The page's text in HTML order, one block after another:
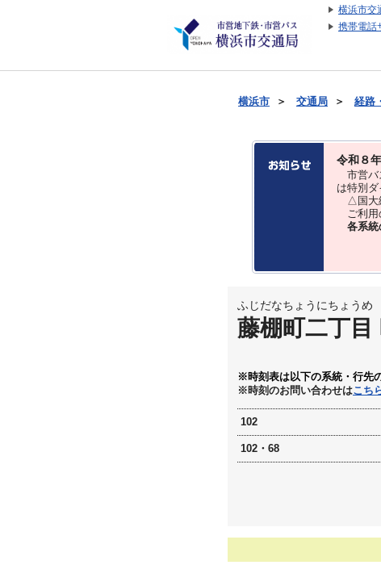
横浜市交
携帯電話
横浜市 ＞ 交通局 ＞ 経路
令和８
市営バ
は特別ダ
△国大
ご利用
各系統
ふじだなちょうにちょうめ
藤棚町二丁目
※時刻表は以下の系統・行先
※時刻のお問い合わせはこち
102
102・68